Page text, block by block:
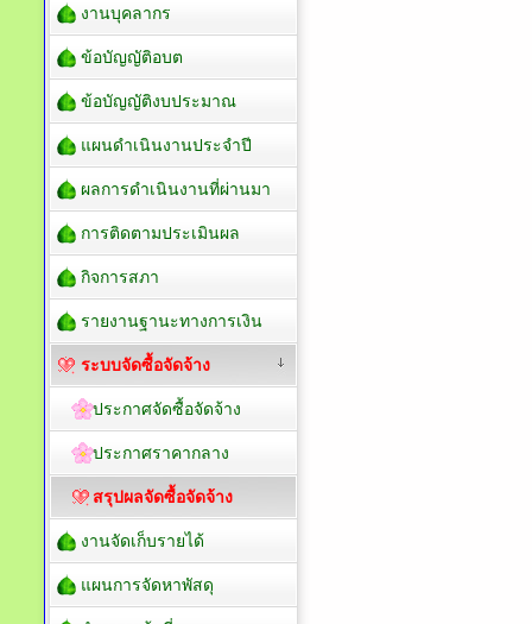
งานบุคลากร
ข้อบัญญัติอบต
ข้อบัญญัติงบประมาณ
แผนดำเนินงานประจำปี
ผลการดำเนินงานที่ผ่านมา
การติดตามประเมินผล
กิจการสภา
รายงานฐานะทางการเงิน
ระบบจัดซื้อจัดจ้าง
ประกาศจัดซื้อจัดจ้าง
ประกาศราคากลาง
สรุปผลจัดซื้อจัดจ้าง
งานจัดเก็บรายได้
แผนการจัดหาพัสดุ